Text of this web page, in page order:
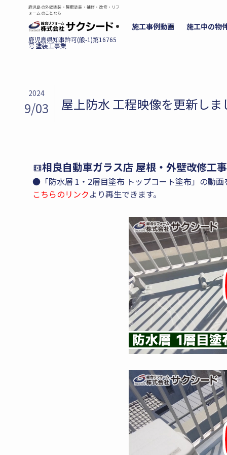
鹿児島の外壁塗装・屋根塗装・補修・改修・リフ
ォームのことなら
施工事例動画 施工中の物
屋上防水 工程映像を更新しま
2024
9/03
相良自動車ガラス店 屋根・外壁改修工事
●「防水層 1・2層目塗布 トップコート塗布」の動画
こちらのリンクより再生できます。